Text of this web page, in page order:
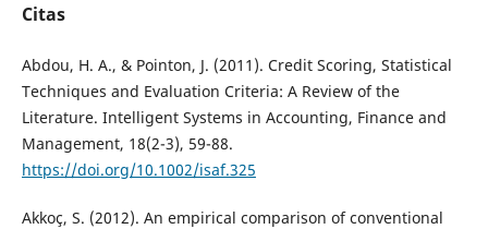
Citas
Abdou, H. A., & Pointon, J. (2011). Credit Scoring, Statistical
Techniques and Evaluation Criteria: A Review of the
Literature. Intelligent Systems in Accounting, Finance and
Management, 18(2-3), 59-88.
https://doi.org/10.1002/isaf.325
Akkoç, S. (2012). An empirical comparison of conventional